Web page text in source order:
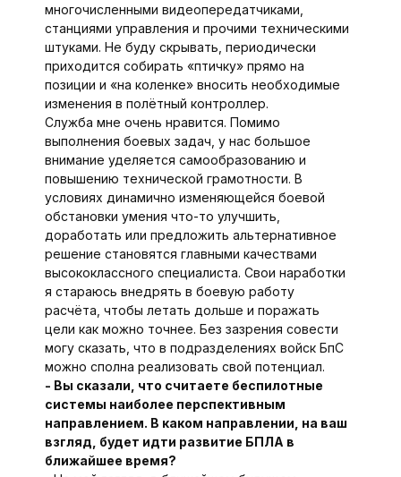
многочисленными видеопередатчиками,
станциями управления и прочими техническими
штуками. Не буду скрывать, периодически
приходится собирать «птичку» прямо на
позиции и «на коленке» вносить необходимые
изменения в полётный контроллер.
Служба мне очень нравится. Помимо
выполнения боевых задач, у нас большое
внимание уделяется самообразованию и
повышению технической грамотности. В
условиях динамично изменяющейся боевой
обстановки умения что-то улучшить,
доработать или предложить альтернативное
решение становятся главными качествами
высококлассного специалиста. Свои наработки
я стараюсь внедрять в боевую работу
расчёта, чтобы летать дольше и поражать
цели как можно точнее. Без зазрения совести
могу сказать, что в подразделениях войск БпС
можно сполна реализовать свой потенциал.
- Вы сказали, что считаете беспилотные
системы наиболее перспективным
направлением. В каком направлении, на ваш
взгляд, будет идти развитие БПЛА в
ближайшее время?